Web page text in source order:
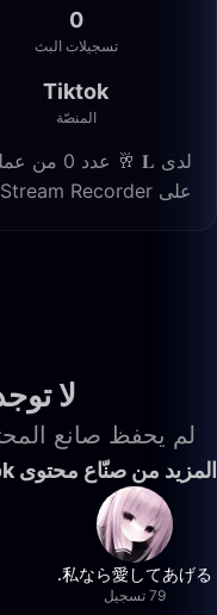
0
تسجيلات البث
Tiktok
المنصّة
على Live Stream Recorder، بإجمالي 0 مشاهدة.
لا
لم يحفظ صانع
المزيد من صنّاع محتوى Tiktok
私なら愛してあげる.
79 تسجيل